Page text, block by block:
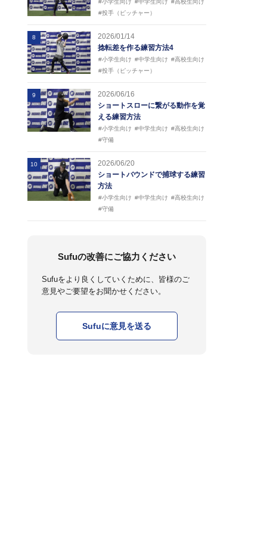
#小学生向け #中学生向け #高校生向け
#投手（ピッチャー）
8
2026/01/14
捻転差を作る練習方法4
#小学生向け #中学生向け #高校生向け
#投手（ピッチャー）
9
2026/06/16
ショートスローに繋がる動作を覚
える練習方法
#小学生向け #中学生向け #高校生向け
#守備
10
2026/06/20
ショートバウンドで捕球する練習
方法
#小学生向け #中学生向け #高校生向け
#守備
Sufuの改善にご協力ください
Sufuをより良くしていくために、皆様のご
意見やご要望をお聞かせください。
Sufuに意見を送る